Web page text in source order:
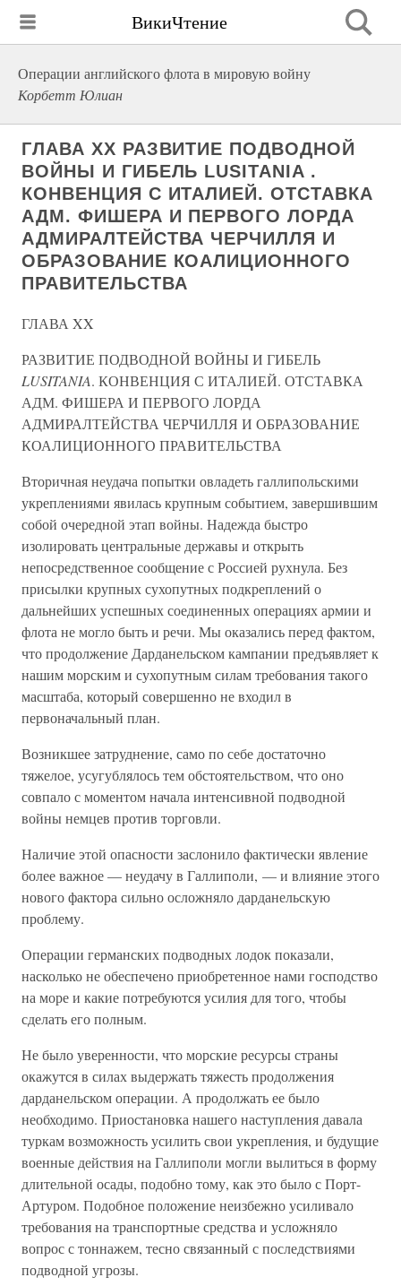
ВикиЧтение
Операции английского флота в мировую войну
Корбетт Юлиан
ГЛАВА XX РАЗВИТИЕ ПОДВОДНОЙ
ВОЙНЫ И ГИБЕЛЬ LUSITANIA .
КОНВЕНЦИЯ С ИТАЛИЕЙ. ОТСТАВКА
АДМ. ФИШЕРА И ПЕРВОГО ЛОРДА
АДМИРАЛТЕЙСТВА ЧЕРЧИЛЛЯ И
ОБРАЗОВАНИЕ КОАЛИЦИОННОГО
ПРАВИТЕЛЬСТВА
ГЛАВА XX
РАЗВИТИЕ ПОДВОДНОЙ ВОЙНЫ И ГИБЕЛЬ
LUSITANIA. КОНВЕНЦИЯ С ИТАЛИЕЙ. ОТСТАВКА
АДМ. ФИШЕРА И ПЕРВОГО ЛОРДА
АДМИРАЛТЕЙСТВА ЧЕРЧИЛЛЯ И ОБРАЗОВАНИЕ
КОАЛИЦИОННОГО ПРАВИТЕЛЬСТВА
Вторичная неудача попытки овладеть галлипольскими
укреплениями явилась крупным событием, завершившим
собой очередной этап войны. Надежда быстро
изолировать центральные державы и открыть
непосредственное сообщение с Россией рухнула. Без
присылки крупных сухопутных подкреплений о
дальнейших успешных соединенных операциях армии и
флота не могло быть и речи. Мы оказались перед фактом,
что продолжение Дарданельском кампании предъявляет к
нашим морским и сухопутным силам требования такого
масштаба, который совершенно не входил в
первоначальный план.
Возникшее затруднение, само по себе достаточно
тяжелое, усугублялось тем обстоятельством, что оно
совпало с моментом начала интенсивной подводной
войны немцев против торговли.
Наличие этой опасности заслонило фактически явление
более важное — неудачу в Галлиполи, — и влияние этого
нового фактора сильно осложняло дарданельскую
проблему.
Операции германских подводных лодок показали,
насколько не обеспечено приобретенное нами господство
на море и какие потребуются усилия для того, чтобы
сделать его полным.
Не было уверенности, что морские ресурсы страны
окажутся в силах выдержать тяжесть продолжения
дарданельском операции. А продолжать ее было
необходимо. Приостановка нашего наступления давала
туркам возможность усилить свои укрепления, и будущие
военные действия на Галлиполи могли вылиться в форму
длительной осады, подобно тому, как это было с Порт-
Артуром. Подобное положение неизбежно усиливало
требования на транспортные средства и усложняло
вопрос с тоннажем, тесно связанный с последствиями
подводной угрозы.